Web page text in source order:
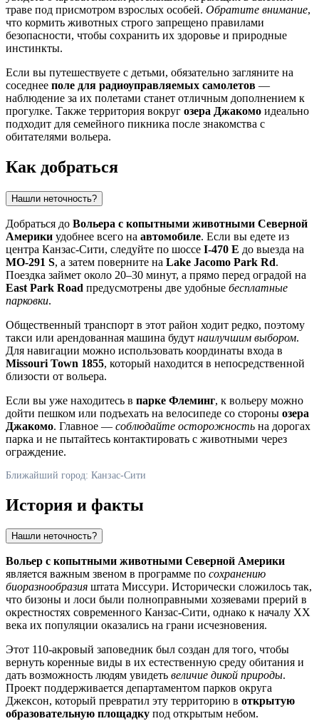
траве под присмотром взрослых особей. Обратите внимание,
что кормить животных строго запрещено правилами
безопасности, чтобы сохранить их здоровье и природные
инстинкты.
Если вы путешествуете с детьми, обязательно загляните на
соседнее поле для радиоуправляемых самолетов —
наблюдение за их полетами станет отличным дополнением к
прогулке. Также территория вокруг озера Джакомо идеально
подходит для семейного пикника после знакомства с
обитателями вольера.
Как добраться
Нашли неточность?
Добраться до Вольера с копытными животными Северной
Америки удобнее всего на автомобиле. Если вы едете из
центра Канзас-Сити, следуйте по шоссе I-470 E до выезда на
MO-291 S, а затем поверните на Lake Jacomo Park Rd.
Поездка займет около 20–30 минут, а прямо перед оградой на
East Park Road предусмотрены две удобные бесплатные
парковки.
Общественный транспорт в этот район ходит редко, поэтому
такси или арендованная машина будут наилучшим выбором.
Для навигации можно использовать координаты входа в
Missouri Town 1855, который находится в непосредственной
близости от вольера.
Если вы уже находитесь в парке Флеминг, к вольеру можно
дойти пешком или подъехать на велосипеде со стороны озера
Джакомо. Главное — соблюдайте осторожность на дорогах
парка и не пытайтесь контактировать с животными через
ограждение.
Ближайший город: Канзас-Сити
История и факты
Нашли неточность?
Вольер с копытными животными Северной Америки
является важным звеном в программе по сохранению
биоразнообразия штата Миссури. Исторически сложилось так,
что бизоны и лоси были полноправными хозяевами прерий в
окрестностях современного Канзас-Сити, однако к началу XX
века их популяции оказались на грани исчезновения.
Этот 110-акровый заповедник был создан для того, чтобы
вернуть коренные виды в их естественную среду обитания и
дать возможность людям увидеть величие дикой природы.
Проект поддерживается департаментом парков округа
Джексон, который превратил эту территорию в открытую
образовательную площадку под открытым небом.